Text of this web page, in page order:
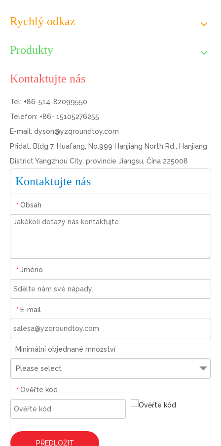
Rychlý odkaz
Produkty
Kontaktujte nás
Tel: +86-514-82099550
Telefon: +86- 15105276255
E-mail: dyson@yzqroundtoy.com
Přidat: Bldg 7, Huafang, No.999 Hanjiang North Rd., Hanjiang
District Yangzhou City, provincie Jiangsu, Čína 225008
Kontaktujte nás
* Obsah
* Jméno
* E-mail
Minimální objednané množství
Please select
* Ověřte kód
PŘEDLOŽIT